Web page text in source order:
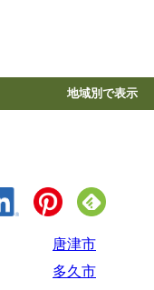
地域別で表示
唐津市
多久市